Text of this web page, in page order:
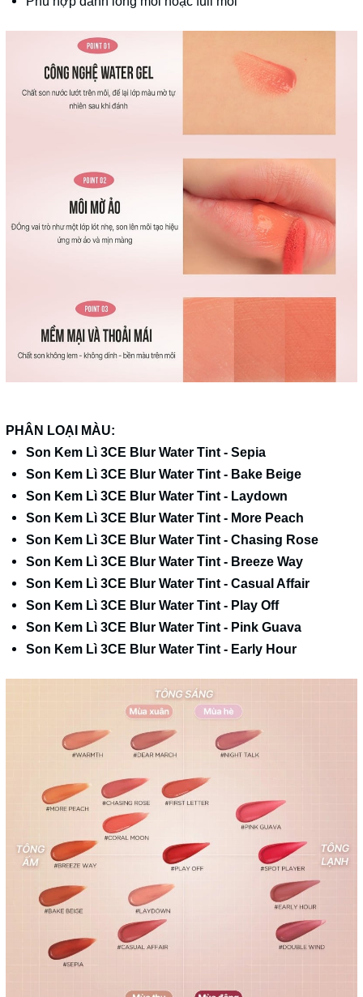
PHÂN LOẠI MÀU:
Son Kem Lì 3CE Blur Water Tint - Sepia
Son Kem Lì 3CE Blur Water Tint - Bake Beige
Son Kem Lì 3CE Blur Water Tint - Laydown
Son Kem Lì 3CE Blur Water Tint - More Peach
Son Kem Lì 3CE Blur Water Tint - Chasing Rose
Son Kem Lì 3CE Blur Water Tint - Breeze Way
Son Kem Lì 3CE Blur Water Tint - Casual Affair
Son Kem Lì 3CE Blur Water Tint - Play Off
Son Kem Lì 3CE Blur Water Tint - Pink Guava
Son Kem Lì 3CE Blur Water Tint - Early Hour